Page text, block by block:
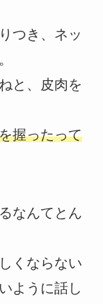
つき、ネッ
と、皮肉を
握ったって
なんてとん
くならない
ように話し